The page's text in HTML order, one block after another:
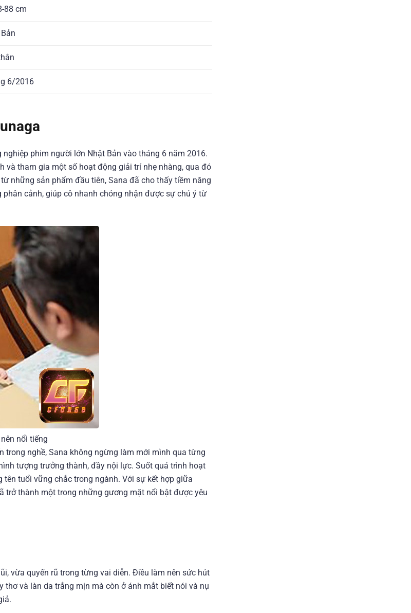
88 cm
6/2016
phim người lớn Nhật Bản vào tháng 6 năm 2016.
tham gia một số hoạt động giải trí nhẹ nhàng, qua đó
những sản phẩm đầu tiên, Sana đã cho thấy tiềm năng
cảnh, giúp cô nhanh chóng nhận được sự chú ý từ
nổi tiếng
trong nghề, Sana không ngừng làm mới mình qua từng
tượng trưởng thành, đầy nội lực. Suốt quá trình hoạt
tuổi vững chắc trong ngành. Với sự kết hợp giữa
trở thành một trong những gương mặt nổi bật được yêu
vừa quyến rũ trong từng vai diễn. Điều làm nên sức hút
và làn da trắng mịn mà còn ở ánh mắt biết nói và nụ